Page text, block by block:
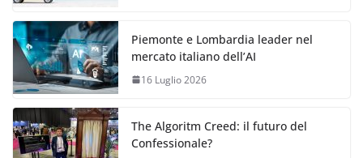
Piemonte e Lombardia leader nel
mercato italiano dell’AI
16 Luglio 2026
The Algoritm Creed: il futuro del
Confessionale?